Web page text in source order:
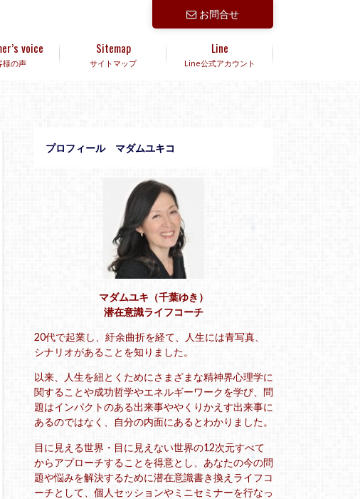
お問合せ
様の声
voice
サイトマップ
Sitemap
Line公式アカウント
Line
プロフィール マダムユキコ
マダムユキ（千葉ゆき）
潜在意識ライフコーチ
20代で起業し、紆余曲折を経て、人生には青写真、
シナリオがあることを知りました。
以来、人生を紐とくためにさまざまな精神界心理学に
関することや成功哲学やエネルギーワークを学び、問
題はインパクトのある出来事ややくりかえす出来事に
あるのではなく、自分の内面にあるとわかりました。
目に見える世界・目に見えない世界の12次元すべて
からアプローチすることを得意とし、あなたの今の問
題や悩みを解決するために潜在意識書き換えライフコ
ーチとして、個人セッションやミニセミナーを行なっ